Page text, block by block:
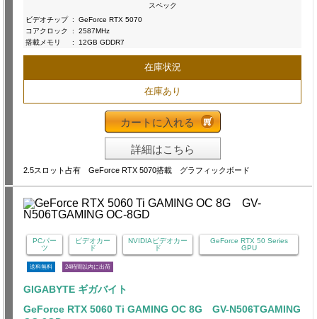
スペック
ビデオチップ :
GeForce RTX 5070
コアクロック
:
2587MHz
搭載メモリ
: 12GB GDDR7
在庫状況
在庫あり
カートに入れる
詳細はこちら
2.5スロット占有 GeForce RTX 5070搭載 グラフィックボード
PCパー
ツ
ビデオカー
ド
NVIDIAビデオカー
ド
GeForce RTX 50 Series
GPU
送料無料 24時間以内に出荷
GIGABYTE ギガバイト
GeForce RTX 5060 Ti GAMING OC 8G GV-N506TGAMING